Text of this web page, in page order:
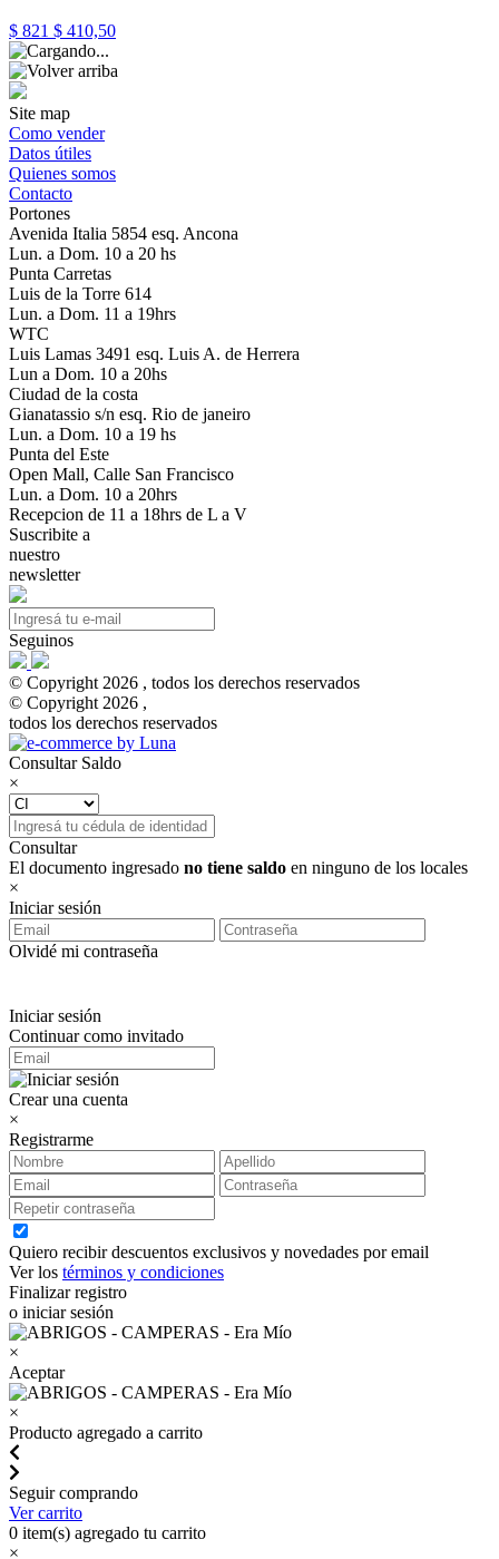
$ 821 $ 410,50
Site map
Como vender
Datos útiles
Quienes somos
Contacto
Portones
Avenida Italia 5854 esq. Ancona
Lun. a Dom. 10 a 20 hs
Punta Carretas
Luis de la Torre 614
Lun. a Dom. 11 a 19hrs
WTC
Luis Lamas 3491 esq. Luis A. de Herrera
Lun a Dom. 10 a 20hs
Ciudad de la costa
Gianatassio s/n esq. Rio de janeiro
Lun. a Dom. 10 a 19 hs
Punta del Este
Open Mall, Calle San Francisco
Lun. a Dom. 10 a 20hrs
Recepcion de 11 a 18hrs de L a V
Suscribite a
nuestro
newsletter
Seguinos
© Copyright 2026 , todos los derechos reservados
© Copyright 2026 ,
todos los derechos reservados
Consultar Saldo
×
Consultar
El documento ingresado no tiene saldo en ninguno de los locales
×
Iniciar sesión
Olvidé mi contraseña
Iniciar sesión
Continuar como invitado
Crear una cuenta
×
Registrarme
Quiero recibir descuentos exclusivos y novedades por email
Ver los términos y condiciones
Finalizar registro
o iniciar sesión
×
Aceptar
×
Producto agregado a carrito
Seguir comprando
Ver carrito
0 item(s) agregado tu carrito
×